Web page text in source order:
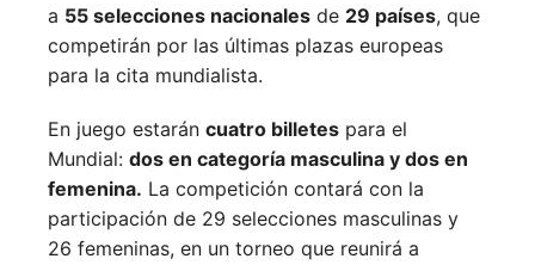
a 55 selecciones nacionales de 29 países, que
competirán por las últimas plazas europeas
para la cita mundialista.
En juego estarán cuatro billetes para el
Mundial: dos en categoría masculina y dos en
femenina. La competición contará con la
participación de 29 selecciones masculinas y
26 femeninas, en un torneo que reunirá a